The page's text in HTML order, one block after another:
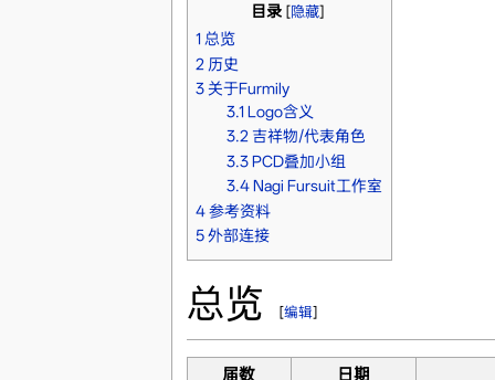
目录[隐藏]
1 总览
2 历史
3 关于Furmily
3.1 Logo含义
3.2 吉祥物/代表角色
3.3PCD叠加小组
3.4Nagi Fursuit工作室
4 参考资料
5 外部连接
总览 [编辑]
届数 日期